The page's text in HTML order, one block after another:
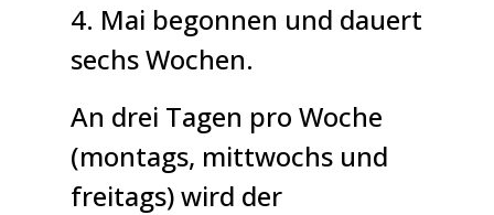
4. Mai begonnen und dauert
sechs Wochen.
An drei Tagen pro Woche
(montags, mittwochs und
freitags) wird der